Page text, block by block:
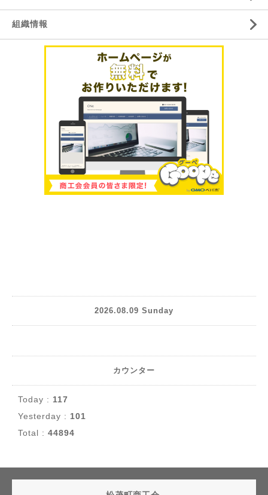
組織情報
2026.08.09 Sunday
カウンター
Today : 117
Yesterday : 101
Total : 44894